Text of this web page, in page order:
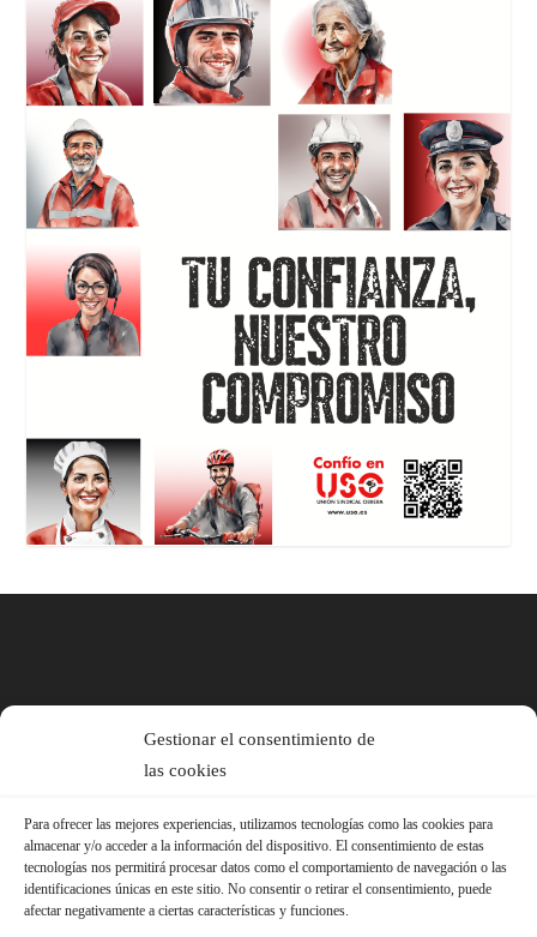
Gestionar el consentimiento de
las cookies
Para ofrecer las mejores experiencias, utilizamos tecnologías como las cookies para
almacenar y/o acceder a la información del dispositivo. El consentimiento de estas
tecnologías nos permitirá procesar datos como el comportamiento de navegación o las
identificaciones únicas en este sitio. No consentir o retirar el consentimiento, puede
afectar negativamente a ciertas características y funciones.